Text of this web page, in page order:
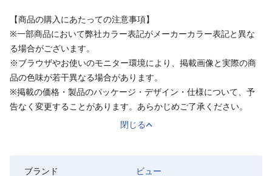
【商品の購入にあたっての注意事項】
※一部商品において弊社カラー表記がメーカーカラー表記と異な
る場合がございます。
※ブラウザやお使いのモニター環境により、掲載画像と実際の商
品の色味が若干異なる場合があります。
※掲載の価格・製品のパッケージ・デザイン・仕様について、予
告なく変更することがあります。あらかじめご了承ください。
閉じる
ブランド
ビュー